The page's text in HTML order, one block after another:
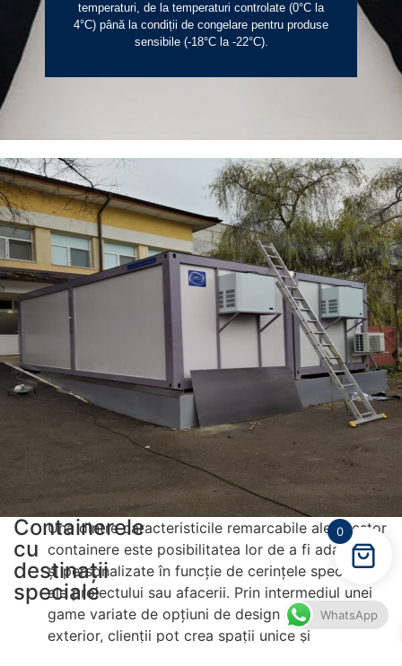
temperaturi, de la temperaturi controlate (0°C la
4°C) până la condiții de congelare pentru produse
sensibile (-18°C la -22°C).
Containerele
cu
destinații
speciale
Una dintre caracteristicile remarcabile ale acestor
containere este posibilitatea lor de a fi adaptate
și personalizate în funcție de cerințele specifice
ale proiectului sau afacerii. Prin intermediul unei
game variate de opțiuni de design interior și
exterior, clienții pot crea spații unice și
0
WhatsApp